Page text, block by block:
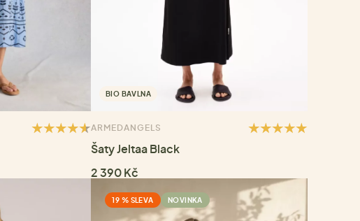
BIO BAVLNA
ARMEDANGELS
Šaty Jeltaa Black
2 390 Kč
19 % SLEVA NOVINKA